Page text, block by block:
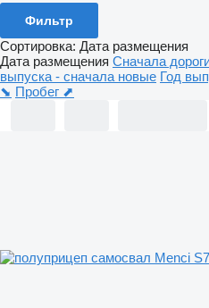
Фильтр
Сортировка: Дата размещения
Дата размещения Сначала
выпуска - сначала новые Год
⬊ Пробег ⬈